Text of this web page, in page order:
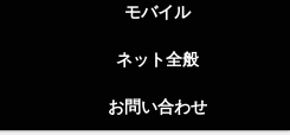
モバイル
ネット全般
お問い合わせ